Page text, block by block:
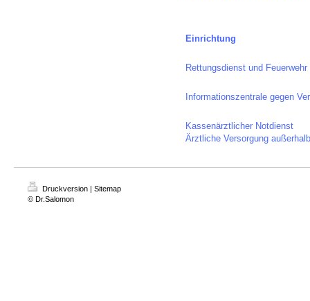
Einrichtung
Rettungsdienst und Feuerwehr
Informationszentrale gegen
Kassenärztlicher Notdienst
Ärztliche Versorgung
Druckversion | Sitemap
© Dr.Salomon